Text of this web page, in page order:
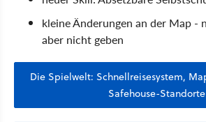
kleine Änderungen an der Map -
aber nicht geben
Die Spielwelt: Schnellreisesystem,
Safehouse-Standorte